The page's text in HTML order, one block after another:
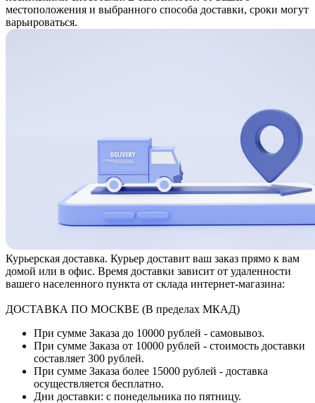
местоположения и выбранного способа доставки, сроки могут
варьироваться.
Курьерская доставка. Курьер доставит ваш заказ прямо к вам
домой или в офис. Время доставки зависит от удаленности
вашего населенного пункта от склада интернет-магазина:
ДОСТАВКА ПО МОСКВЕ (В пределах МКАД)
При сумме Заказа до 10000 рублей - самовывоз.
При сумме Заказа от 10000 рублей - стоимость доставки
составляет 300 рублей.
При сумме Заказа более 15000 рублей - доставка
осуществляется бесплатно.
Дни доставки: с понедельника по пятницу.